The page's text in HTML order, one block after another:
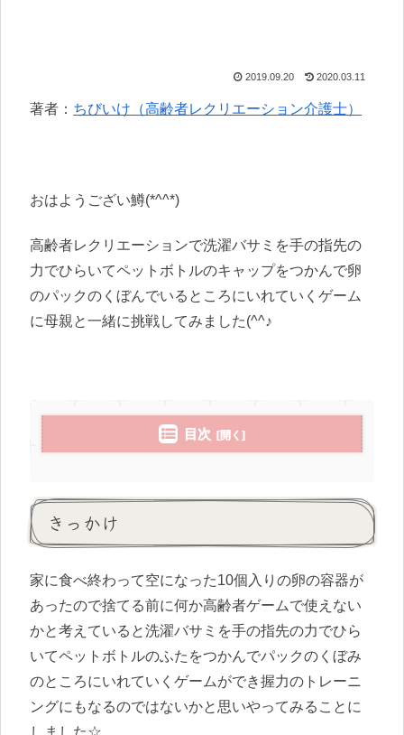
2019.09.20 2020.03.11
著者： ちびいけ（高齢者レクリエーション介護士）
おはようござい鱒(*^^*)
高齢者レクリエーションで洗濯バサミを手の指先の
力でひらいてペットボトルのキャップをつかんで卵
のパックのくぼんでいるところにいれていくゲーム
に母親と一緒に挑戦してみました(^^♪
目次
きっかけ
家に食べ終わって空になった10個入りの卵の容器が
あったので捨てる前に何か高齢者ゲームで使えない
かと考えていると洗濯バサミを手の指先の力でひら
いてペットボトルのふたをつかんでパックのくぼみ
のところにいれていくゲームができ握力のトレーニ
ングにもなるのではないかと思いやってみることに